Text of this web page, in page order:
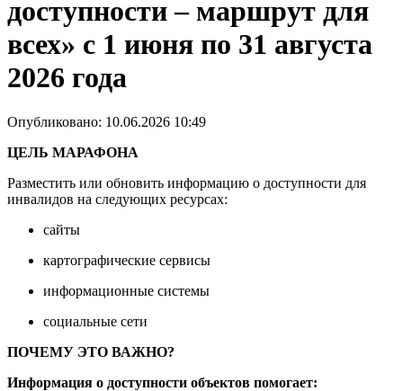
доступности – маршрут для
всех» с 1 июня по 31 августа
2026 года
Опубликовано: 10.06.2026 10:49
ЦЕЛЬ МАРАФОНА
Разместить или обновить информацию о доступности для
инвалидов на следующих ресурсах:
сайты
картографические сервисы
информационные системы
социальные сети
ПОЧЕМУ ЭТО ВАЖНО?
Информация о доступности объектов помогает: